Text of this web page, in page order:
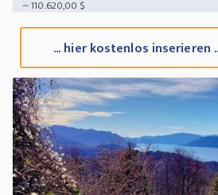
~ 110.620,00 $
... hier kostenlos inserieren